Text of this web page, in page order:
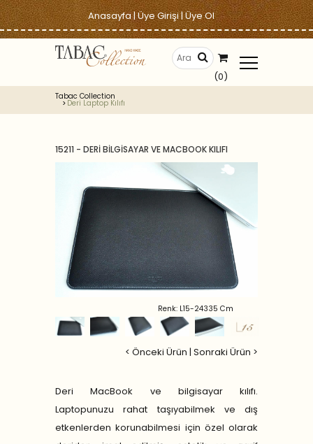
Anasayfa|Üye Girişi|Üye Ol
(0)
Tabac Collection
Deri Laptop Kılıfı
15211 - DERİ BİLGİSAYAR VE MACBOOK KILIFI
Renk: L15-24335 Cm
< Önceki Ürün | Sonraki Ürün >
Deri MacBook ve bilgisayar kılıfı.
Laptopunuzu rahat taşıyabilmek ve dış
etkenlerden korunabilmesi için özel olarak